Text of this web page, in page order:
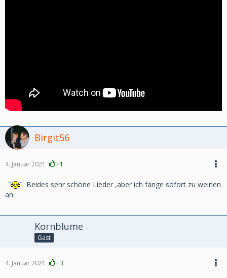
Birgit56
4. Januar 2021 +1
Beides sehr schöne Lieder ,aber ich fange sofort zu weinen
an
Kornblume
Gast
4. Januar 2021 +3